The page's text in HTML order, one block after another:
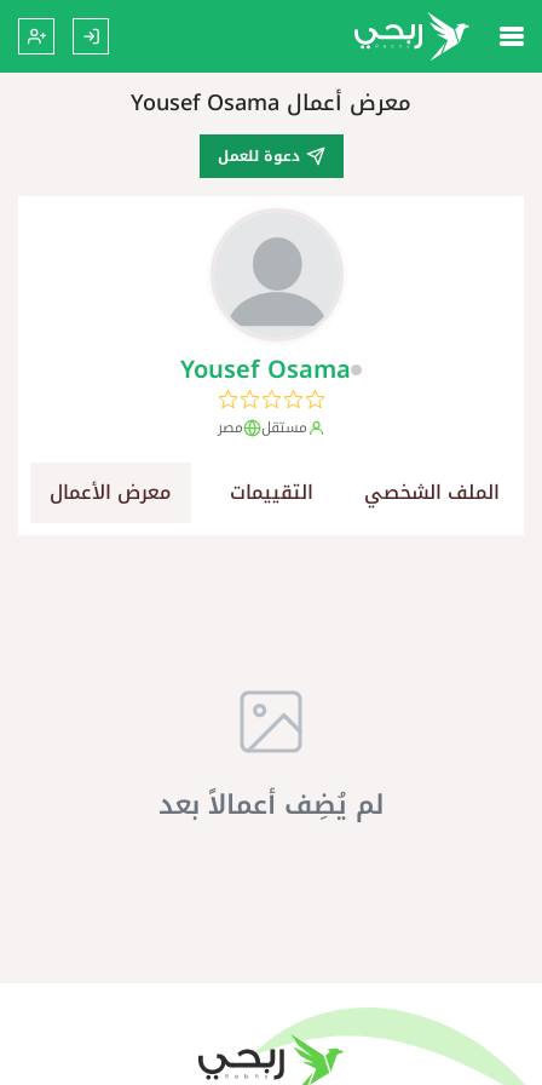
معرض أعمال Yousef Osama
دعوة للعمل
Yousef Osama
مستقل مصر
الملف الشخصي التقييمات معرض الأعمال
لم يُضِف أعمالاً بعد